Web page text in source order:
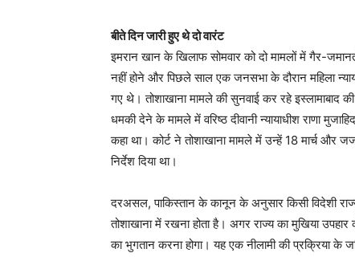
बीते दिन जारी हुए थे दो वारंट
इमरान खान के खिलाफ सोमवार को दो मामलों में गैर-
नहीं होने और पिछले साल एक जनसभा के दौरान महिला
गए थे। तोशाखाना मामले की सुनवाई कर रहे इस्लामाबाद
धमकी देने के मामले में वरिष्ठ दीवानी न्यायाधीश राणा
कहा था। कोर्ट ने तोशाखाना मामले में उन्हें 18 मार्च
निर्देश दिया था।
दरअसल, पाकिस्तान के कानून के अनुसार किसी विदेशी राज्य
तोशाखाना में रखना होता है। अगर राज्य का मुखिया
का भुगतान करना होगा। यह एक नीलामी की प्रक्रिया के